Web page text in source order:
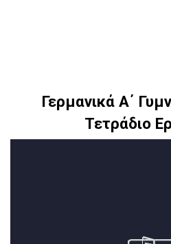
Γερμανικά Α΄
Τετράδιο